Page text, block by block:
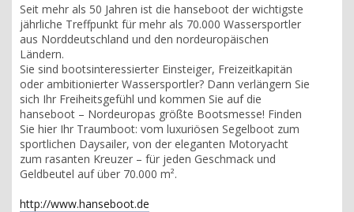
Seit mehr als 50 Jahren ist die hanseboot der wichtigste
jährliche Treffpunkt für mehr als 70.000 Wassersportler
aus Norddeutschland und den nordeuropäischen
Ländern.
Sie sind bootsinteressierter Einsteiger, Freizeitkapitän
oder ambitionierter Wassersportler? Dann verlängern Sie
sich Ihr Freiheitsgefühl und kommen Sie auf die
hanseboot – Nordeuropas größte Bootsmesse! Finden
Sie hier Ihr Traumboot: vom luxuriösen Segelboot zum
sportlichen Daysailer, von der eleganten Motoryacht
zum rasanten Kreuzer – für jeden Geschmack und
Geldbeutel auf über 70.000 m².
http://www.hanseboot.de